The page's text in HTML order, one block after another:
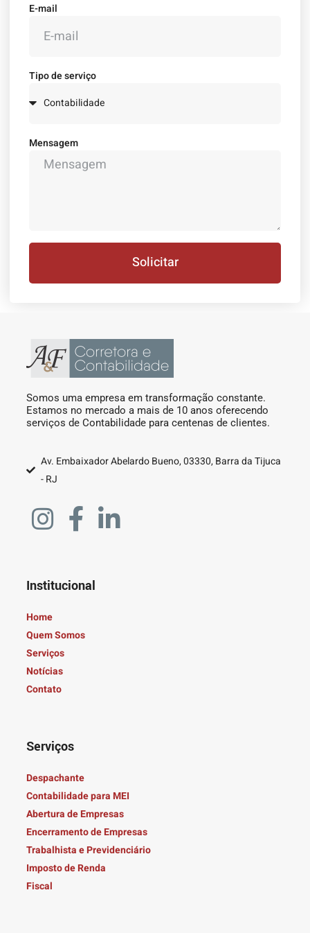
E-mail
Tipo de serviço
Mensagem
Solicitar
Somos uma empresa em transformação constante.
Estamos no mercado a mais de 10 anos oferecendo
serviços de Contabilidade para centenas de clientes.
Av. Embaixador Abelardo Bueno, 03330, Barra da Tijuca
- RJ
Institucional
Home
Quem Somos
Serviços
Notícias
Contato
Serviços
Despachante
Contabilidade para MEI
Abertura de Empresas
Encerramento de Empresas
Trabalhista e Previdenciário
Imposto de Renda
Fiscal